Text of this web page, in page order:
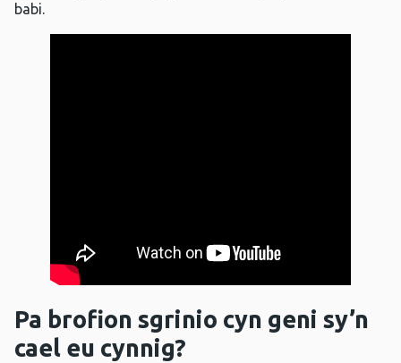
babi.
Pa brofion sgrinio cyn geni sy’n
cael eu cynnig?